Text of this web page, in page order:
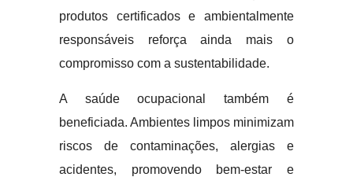
produtos certificados e ambientalmente
responsáveis reforça ainda mais o
compromisso com a sustentabilidade.
A saúde ocupacional também é
beneficiada. Ambientes limpos minimizam
riscos de contaminações, alergias e
acidentes, promovendo bem-estar e